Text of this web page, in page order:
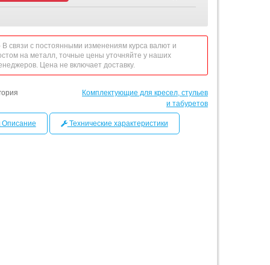
В связи с постоянными изменениям курса валют и
на металл, точные цены уточняйте у наших
Цена не включает доставку.
Комплектующие для кресел, стульев
и табуретов
Описание Технические характеристики